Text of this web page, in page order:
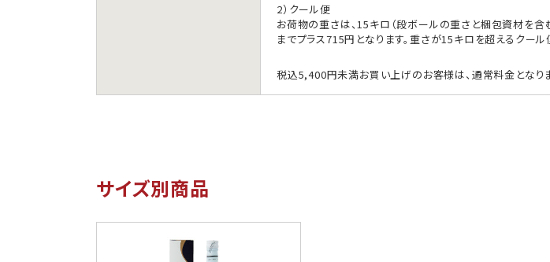
2）クール便
お荷物の重さは、15キロ（段ボールの重さと梱包資材を含
までプラス715円となります。重さが15キロを超えるクー
税込5,400円未満お買い上げのお客様は、通常料金となりま
サイズ別商品